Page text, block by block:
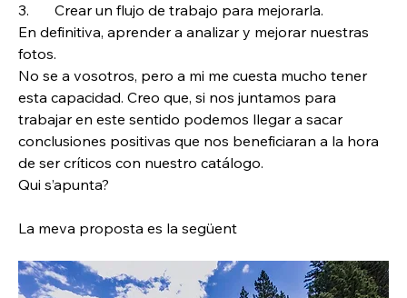
3.       Crear un flujo de trabajo para mejorarla.
En definitiva, aprender a analizar y mejorar nuestras
fotos.
No se a vosotros, pero a mi me cuesta mucho tener
esta capacidad. Creo que, si nos juntamos para
trabajar en este sentido podemos llegar a sacar
conclusiones positivas que nos beneficiaran a la hora
de ser críticos con nuestro catálogo.
Qui s’apunta?
La meva proposta es la següent